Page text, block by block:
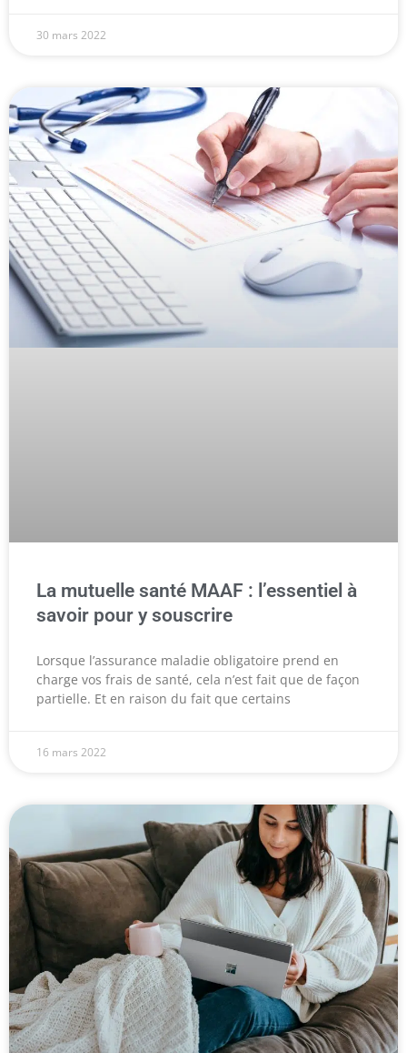
30 mars 2022
La mutuelle santé MAAF : l’essentiel à
savoir pour y souscrire
Lorsque l’assurance maladie obligatoire prend en
charge vos frais de santé, cela n’est fait que de façon
partielle. Et en raison du fait que certains
16 mars 2022